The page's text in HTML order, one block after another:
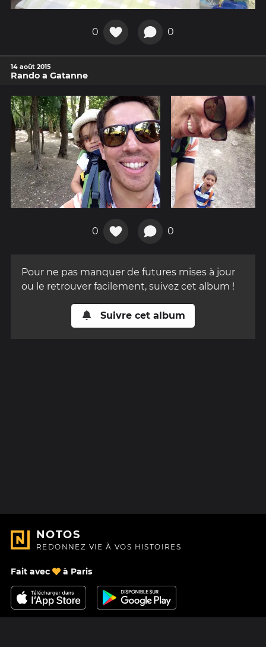
0 0
14 août 2015
Rando a Gatanne
0 0
Pour ne pas manquer de futures mises à jour
ou le retrouver facilement, suivez cet album !
Suivre cet album
NOTOS
REDONNEZ VIE À VOS HISTOIRES
Fait avec à Paris